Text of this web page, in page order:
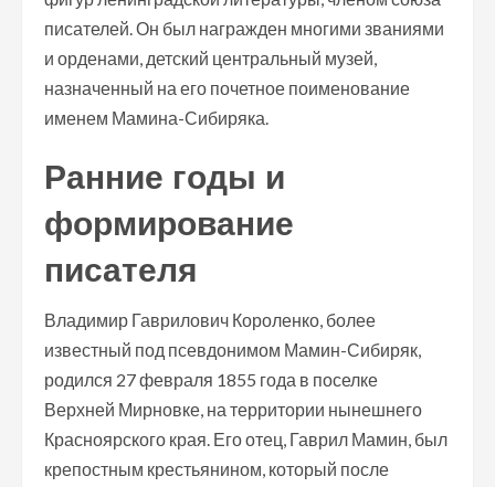
писателей. Он был награжден многими званиями
и орденами, детский центральный музей,
назначенный на его почетное поименование
именем Мамина-Сибиряка.
Ранние годы и
формирование
писателя
Владимир Гаврилович Короленко, более
известный под псевдонимом Мамин-Сибиряк,
родился 27 февраля 1855 года в поселке
Верхней Мирновке, на территории нынешнего
Красноярского края. Его отец, Гаврил Мамин, был
крепостным крестьянином, который после